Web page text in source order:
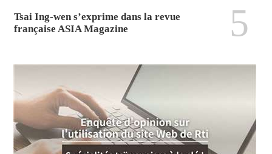
Tsai Ing-wen s’exprime dans la revue
française ASIA Magazine
5